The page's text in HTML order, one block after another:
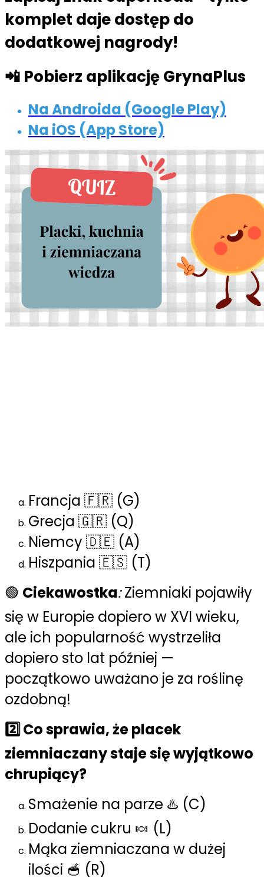
komplet daje dostęp do
dodatkowej nagrody!
📲 Pobierz aplikację GrynaPlus
Na Androida (Google Play)
Na iOS (App Store)
Francja 🇫🇷 (G)
Grecja 🇬🇷 (Q)
Niemcy 🇩🇪 (A)
Hiszpania 🇪🇸 (T)
🟢 Ciekawostka:Ziemniaki pojawiły
się w Europie dopiero w XVI wieku,
ale ich popularność wystrzeliła
dopiero sto lat później —
początkowo uważano je za roślinę
ozdobną!
2️⃣ Co sprawia, że placek
ziemniaczany staje się wyjątkowo
chrupiący?
Smażenie na parze ♨️ (C)
Dodanie cukru 🍬 (L)
Mąka ziemniaczana w dużej
ilości 🥣 (R)